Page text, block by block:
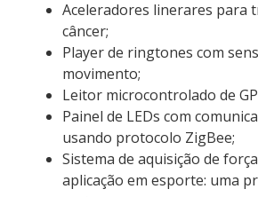
Aceleradores linerares para
câncer;
Player de ringtones com
movimento;
Leitor microcontrolado de
Painel de LEDs com
usando protocolo ZigBee;
Sistema de aquisição de
aplicação em esporte: uma